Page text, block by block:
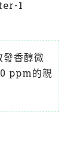
1
發香醇微
ppm的親